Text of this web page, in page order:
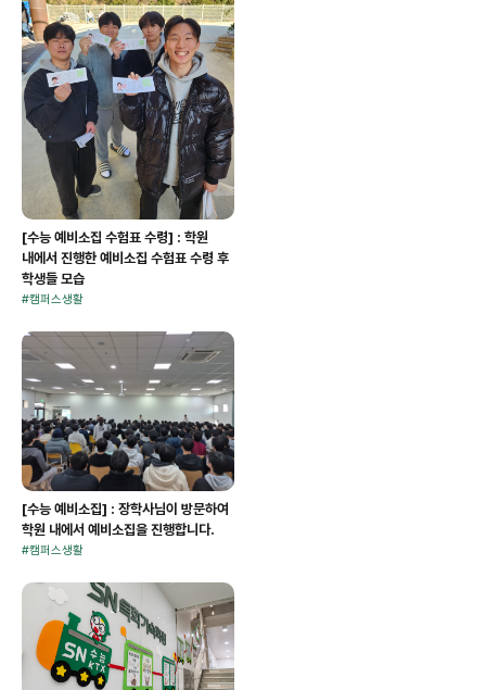
[수능 예비소집 수험표 수령] : 학원
내에서 진행한 예비소집 수험표 수령 후
학생들 모습
#캠퍼스생활
[수능 예비소집] : 장학사님이 방문하여
학원 내에서 예비소집을 진행합니다.
#캠퍼스생활